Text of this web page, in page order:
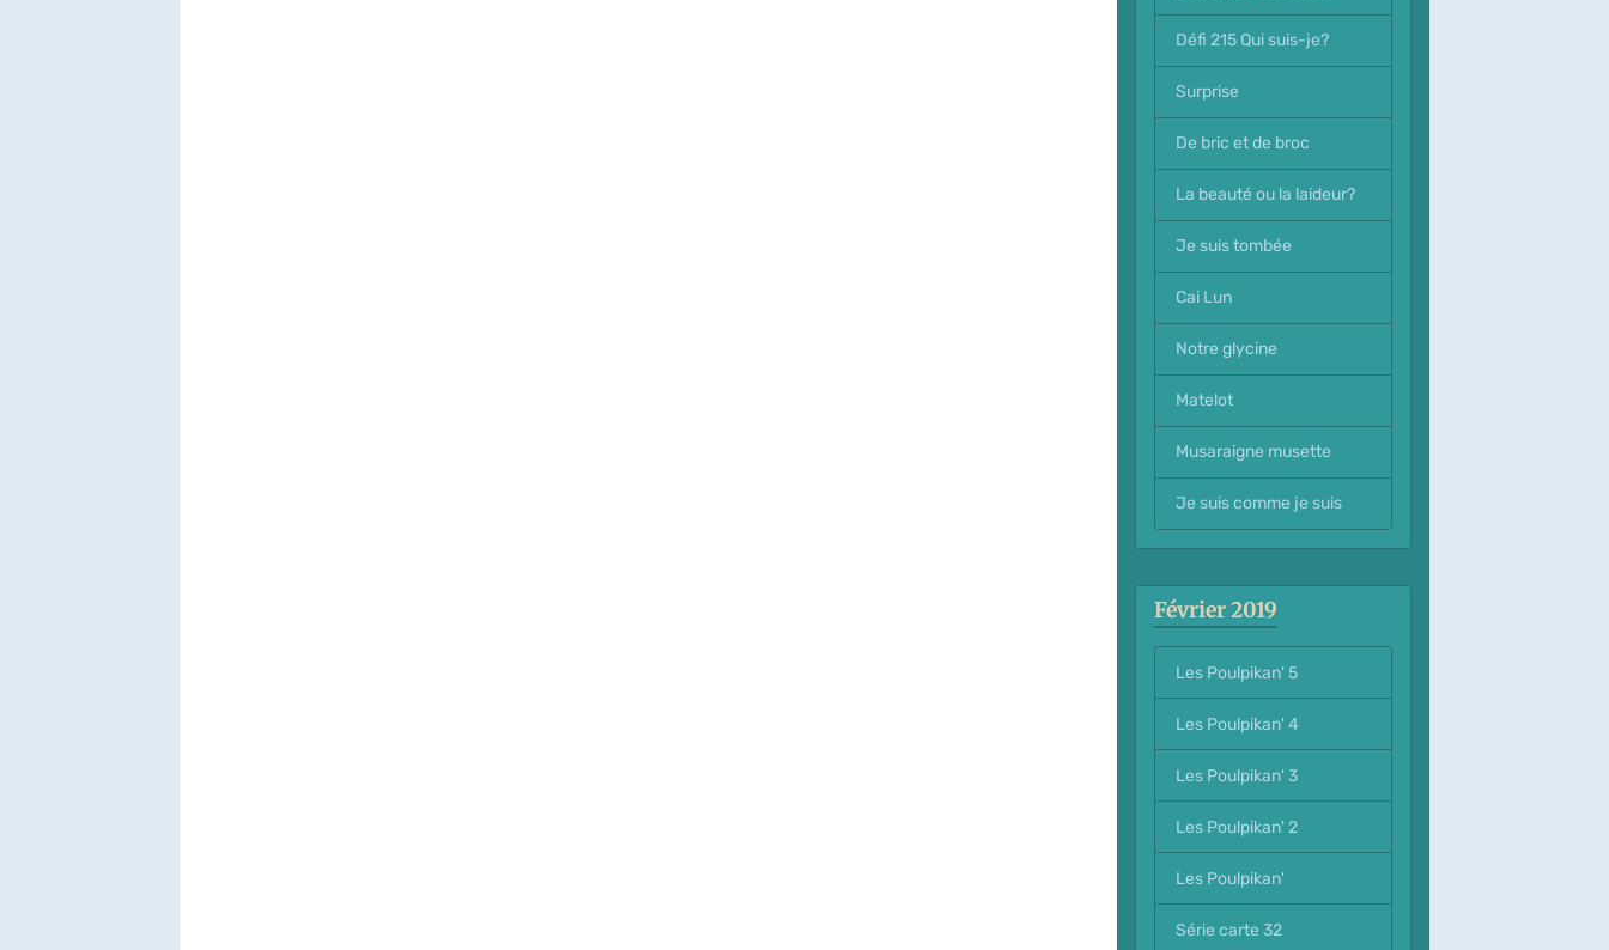
Défi 215 Qui suis-je?
Surprise
De bric et de broc
La beauté ou la laideur?
Je suis tombée
Cai Lun
Notre glycine
Matelot
Musaraigne musette
Je suis comme je suis
Février 2019
Les Poulpikan' 5
Les Poulpikan' 4
Les Poulpikan' 3
Les Poulpikan' 2
Les Poulpikan'
Série carte 32